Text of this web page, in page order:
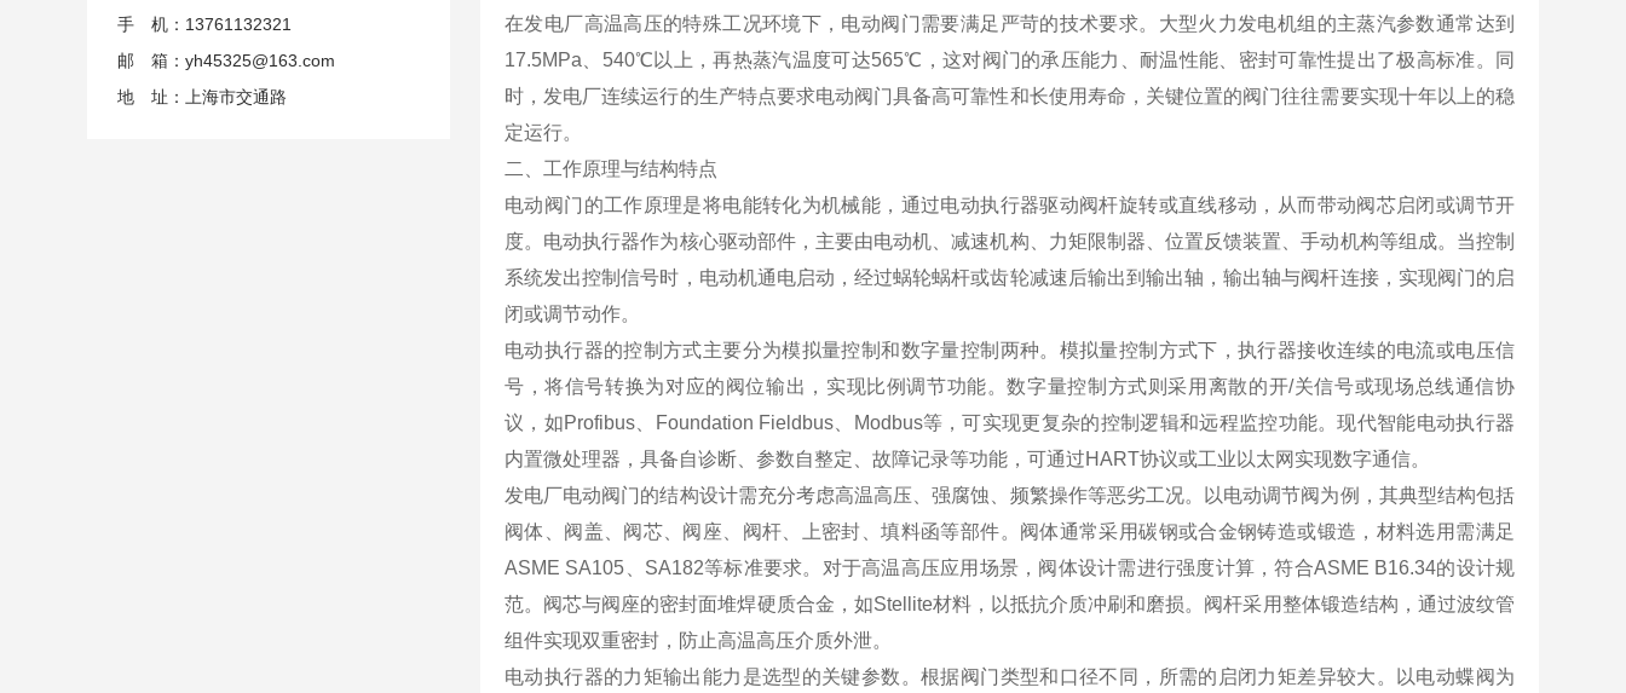
手 机：13761132321
邮 箱：yh45325@163.com
地 址：上海市交通路
在发电厂高温高压的特殊工况环境下，电动阀门需要满足严苛的技术要求。大型火力发电机组的主蒸汽参数通常达到
17.5MPa、540℃以上，再热蒸汽温度可达565℃，这对阀门的承压能力、耐温性能、密封可靠性提出了极高标准。同
时，发电厂连续运行的生产特点要求电动阀门具备高可靠性和长使用寿命，关键位置的阀门往往需要实现十年以上的稳
定运行。
二、工作原理与结构特点
电动阀门的工作原理是将电能转化为机械能，通过电动执行器驱动阀杆旋转或直线移动，从而带动阀芯启闭或调节开
度。电动执行器作为核心驱动部件，主要由电动机、减速机构、力矩限制器、位置反馈装置、手动机构等组成。当控制
系统发出控制信号时，电动机通电启动，经过蜗轮蜗杆或齿轮减速后输出到输出轴，输出轴与阀杆连接，实现阀门的启
闭或调节动作。
电动执行器的控制方式主要分为模拟量控制和数字量控制两种。模拟量控制方式下，执行器接收连续的电流或电压信
号，将信号转换为对应的阀位输出，实现比例调节功能。数字量控制方式则采用离散的开/关信号或现场总线通信协
议，如Profibus、Foundation Fieldbus、Modbus等，可实现更复杂的控制逻辑和远程监控功能。现代智能电动执行器
内置微处理器，具备自诊断、参数自整定、故障记录等功能，可通过HART协议或工业以太网实现数字通信。
发电厂电动阀门的结构设计需充分考虑高温高压、强腐蚀、频繁操作等恶劣工况。以电动调节阀为例，其典型结构包括
阀体、阀盖、阀芯、阀座、阀杆、上密封、填料函等部件。阀体通常采用碳钢或合金钢铸造或锻造，材料选用需满足
ASME SA105、SA182等标准要求。对于高温高压应用场景，阀体设计需进行强度计算，符合ASME B16.34的设计规
范。阀芯与阀座的密封面堆焊硬质合金，如Stellite材料，以抵抗介质冲刷和磨损。阀杆采用整体锻造结构，通过波纹管
组件实现双重密封，防止高温高压介质外泄。
电动执行器的力矩输出能力是选型的关键参数。根据阀门类型和口径不同，所需的启闭力矩差异较大。以电动蝶阀为